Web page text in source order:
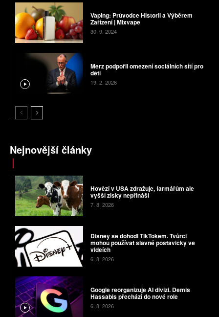
Vaping: Průvodce Historii a Výběrem
Zařízení | Mixvape
30. 9. 2024
Merz podpořil omezení sociálních sítí pro
děti
19. 2. 2026
Nejnovější články
Hovězí v USA zdražuje, farmářům ale
vyšší zisky nepřináší
7. 8. 2026
Disney se dohodl TikTokem. Tvůrci
mohou používat slavné postavičky ve
videích
6. 8. 2026
Google reorganizuje AI divizi. Demis
Hassabis přechází do nové role
6. 8. 2026